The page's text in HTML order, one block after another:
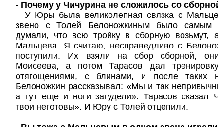
- Почему у Чичурина не сложилось со
– У Юры была великолепная связка с
звено с Толей Белоножкиным было самым
думали, что всю тройку в сборную возьмут,
Мальцева. Я считаю, несправедливо с
поступили. Их взяли на сбор сборной,
Моисеева, а потом Тарасов дал
отягощениями, с блинами, и после таких
Белоножкин рассказывал: «Мы и так
а тут еще и ноги загудели». Тарасов сказал
твои неготовы». И Юру с Толей отцепили.